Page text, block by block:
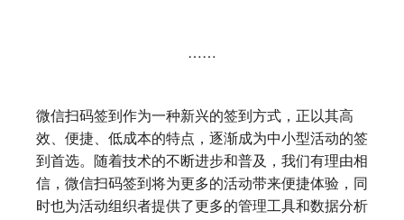
……
微信扫码签到作为一种新兴的签到方式，正以其高
效、便捷、低成本的特点，逐渐成为中小型活动的签
到首选。随着技术的不断进步和普及，我们有理由相
信，微信扫码签到将为更多的活动带来便捷体验，同
时也为活动组织者提供了更多的管理工具和数据分析